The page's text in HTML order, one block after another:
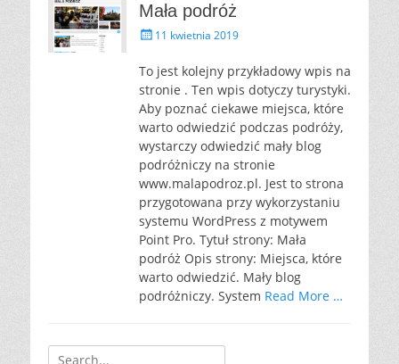
Mała podróż
P
s
e
d
o
n
11 kwietnia 2019
To jest kolejny przykładowy wpis na
stronie . Ten wpis dotyczy turystyki.
Aby poznać ciekawe miejsca, które
warto odwiedzić podczas podróży,
wystarczy odwiedzić mały blog
podróżniczy na stronie
www.malapodroz.pl. Jest to strona
przygotowana przy wykorzystaniu
systemu WordPress z motywem
Point Pro. Tytuł strony: Mała
podróż Opis strony: Miejsca, które
warto odwiedzić. Mały blog
podróżniczy. System Read More …
Search